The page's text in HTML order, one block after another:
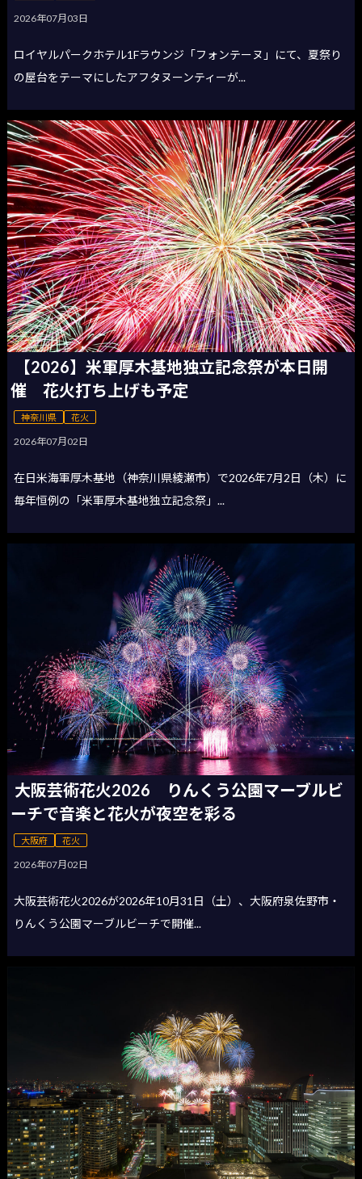
2026年07月03日
ロイヤルパークホテル1Fラウンジ「フォンテーヌ」にて、夏祭り
の屋台をテーマにしたアフタヌーンティーが...
【2026】米軍厚木基地独立記念祭が本日開
催 花火打ち上げも予定
神奈川県 花火
2026年07月02日
在日米海軍厚木基地（神奈川県綾瀬市）で2026年7月2日（木）に
毎年恒例の「米軍厚木基地独立記念祭」...
大阪芸術花火2026 りんくう公園マーブルビ
ーチで音楽と花火が夜空を彩る
大阪府 花火
2026年07月02日
大阪芸術花火2026が2026年10月31日（土）、大阪府泉佐野市・
りんくう公園マーブルビーチで開催...